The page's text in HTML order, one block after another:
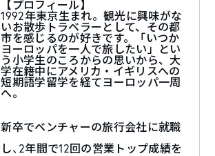
【プロフィール】
1992年東京生まれ。観光に興味がな
いお散歩トラベラーとして、その都
市を感じるのが好きです。「いつか
ヨーロッパを一人で旅したい」とい
う小学生のころからの思いから、大
学在籍中にアメリカ・イギリスへの
短期語学留学を経てヨーロッパ一周
へ。
新卒でベンチャーの旅行会社に就職
し、2年間で12回の営業トップ成績を